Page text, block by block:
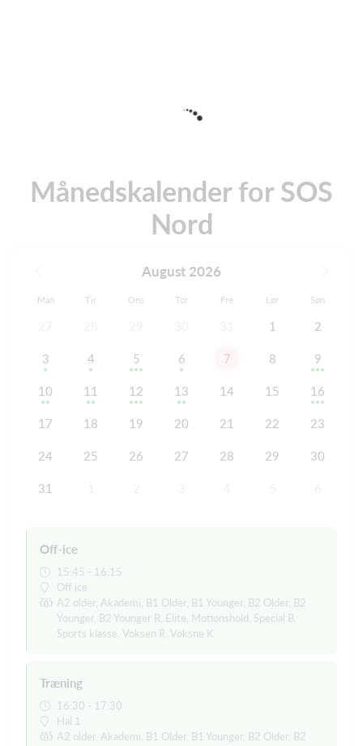
Månedskalender for SOS
Nord
August 2026
Man Tir Ons Tor Fre Lør Søn
1 2
3 4 5 6 7 8 9
10 11 12 13 14 15 16
17 18 19 20 21 22 23
24 25 26 27 28 29 30
31
Off-ice
15:45 - 16:15
Off ice
A2 older, Akademi, B1 Older, B1 Younger, B2 Older, B2
Younger, B2 Younger R, Elite, Motionshold, Special B,
Sports klasse, Voksen R, Voksne K
Træning
16:30 - 17:30
Hal 1
A2 older, Akademi, B1 Older, B1 Younger, B2 Older, B2